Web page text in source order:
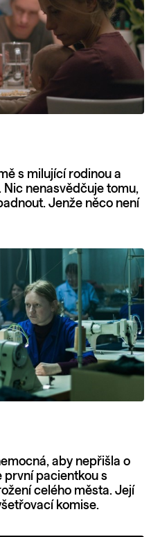
s milující rodinou a
nenasvědčuje tomu,
Jenže něco není
aby nepřišla o
první pacientkou s
celého města. Její
komise.